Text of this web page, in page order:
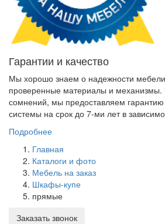
Гарантии и качество
Мы хорошо знаем о надежности
проверенные материалы и механизмы.
сомнений, мы предоставляем
системы на срок до 7-ми лет в
Подробнее
Главная
Каталоги и фото
Мебель на заказ
Шкафы-купе
прямые
Заказать звонок